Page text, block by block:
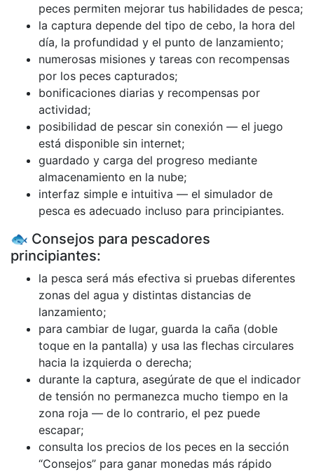
peces permiten mejorar tus habilidades de pesca;
la captura depende del tipo de cebo, la hora del
día, la profundidad y el punto de lanzamiento;
numerosas misiones y tareas con recompensas
por los peces capturados;
bonificaciones diarias y recompensas por
actividad;
posibilidad de pescar sin conexión — el juego
está disponible sin internet;
guardado y carga del progreso mediante
almacenamiento en la nube;
interfaz simple e intuitiva — el simulador de
pesca es adecuado incluso para principiantes.
🐟 Consejos para pescadores
principiantes:
la pesca será más efectiva si pruebas diferentes
zonas del agua y distintas distancias de
lanzamiento;
para cambiar de lugar, guarda la caña (doble
toque en la pantalla) y usa las flechas circulares
hacia la izquierda o derecha;
durante la captura, asegúrate de que el indicador
de tensión no permanezca mucho tiempo en la
zona roja — de lo contrario, el pez puede
escapar;
consulta los precios de los peces en la sección
“Consejos” para ganar monedas más rápido